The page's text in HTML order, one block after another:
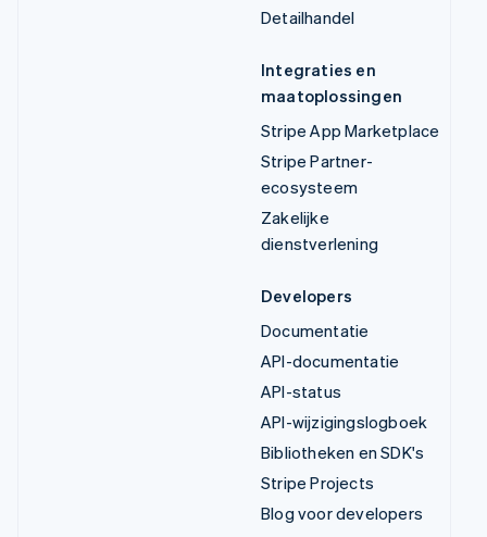
Detailhandel
Integraties en
maatoplossingen
Stripe App Marketplace
Stripe Partner-
ecosysteem
Zakelijke
dienstverlening
Developers
Documentatie
API-documentatie
API-status
API-wijzigingslogboek
Bibliotheken en SDK's
Stripe Projects
Blog voor developers